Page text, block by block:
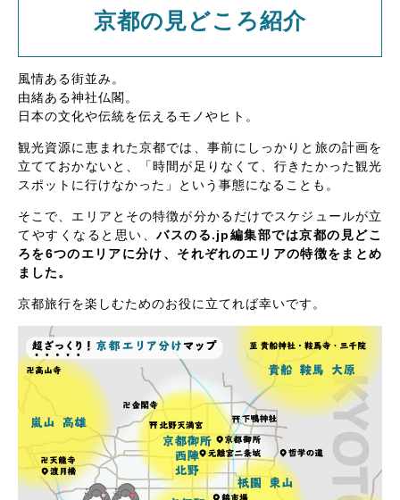
京都の見どころ紹介
風情ある街並み。
由緒ある神社仏閣。
日本の文化や伝統を伝えるモノやヒト。
観光資源に恵まれた京都では、事前にしっかりと旅の計画を
立てておかないと、「時間が足りなくて、行きたかった観光
スポットに行けなかった」という事態になることも。
そこで、エリアとその特徴が分かるだけでスケジュールが立
てやすくなると思い、バスのる.jp編集部では京都の見どこ
ろを6つのエリアに分け、それぞれのエリアの特徴をまとめ
ました。
京都旅行を楽しむためのお役に立てれば幸いです。